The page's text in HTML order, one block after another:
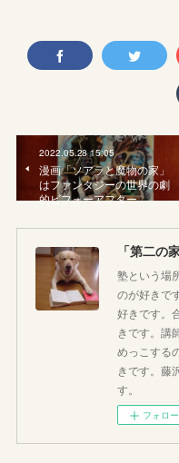
2022.05.28 15:05
漫画「ソアラと魔物の家」
はファンタジーの世界の劇
的ビフォーアフター
塾という場
のが好きで
好きです。
きです。講
めっこする
きです。藤
す。
フォロー